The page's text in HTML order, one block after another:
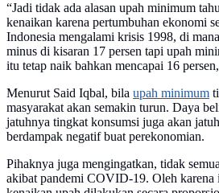
“Jadi tidak ada alasan upah minimum
kenaikan karena pertumbuhan ekonomi
Indonesia mengalami krisis 1998, di
minus di kisaran 17 persen tapi upah
itu tetap naik bahkan mencapai 16
Menurut Said Iqbal, bila upah minimum
masyarakat akan semakin turun. Daya
jatuhnya tingkat konsumsi juga akan
berdampak negatif buat perekonomian.
Pihaknya juga mengingatkan, tidak
akibat pandemi COVID-19. Oleh karena